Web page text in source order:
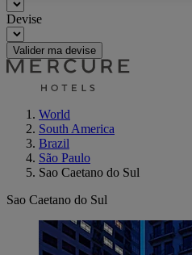
Devise
Valider ma devise
World
South America
Brazil
São Paulo
Sao Caetano do Sul
Sao Caetano do Sul